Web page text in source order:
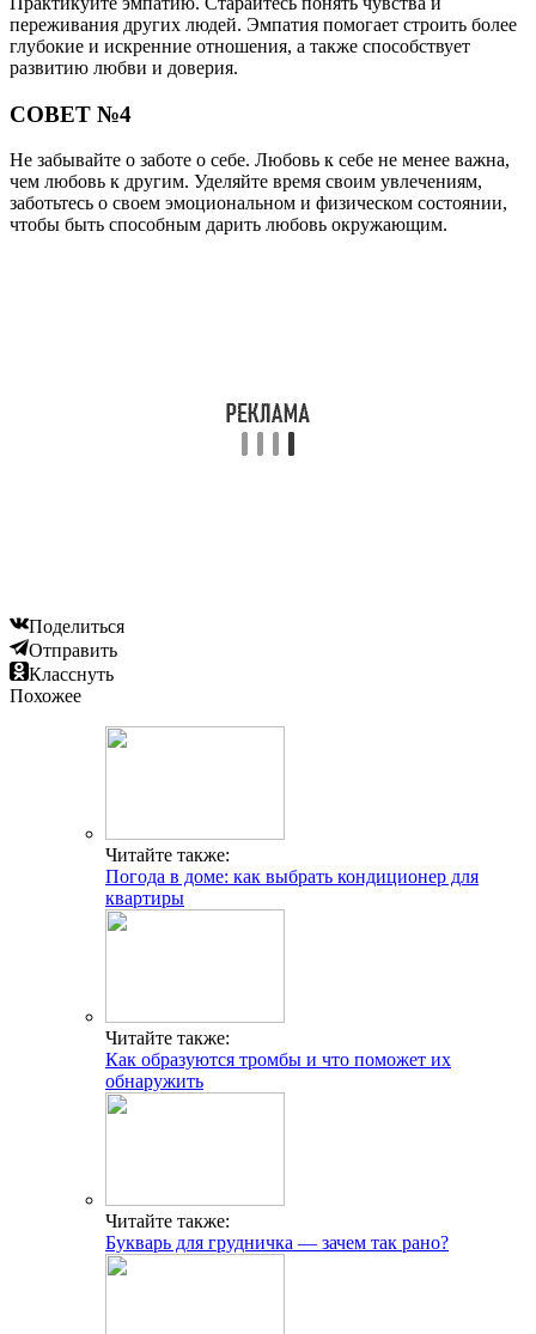
переживания других людей. Эмпатия помогает строить более
глубокие и искренние отношения, а также способствует
развитию любви и доверия.
СОВЕТ №4
Не забывайте о заботе о себе. Любовь к себе не менее важна,
чем любовь к другим. Уделяйте время своим увлечениям,
заботьтесь о своем эмоциональном и физическом состоянии,
чтобы быть способным дарить любовь окружающим.
Поделиться
Отправить
Класснуть
Похожее
Читайте также:
Погода в доме: как выбрать кондиционер для
квартиры
Читайте также:
Как образуются тромбы и что поможет их
обнаружить
Читайте также:
Букварь для грудничка — зачем так рано?